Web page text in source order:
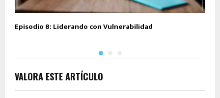
Episodio 8: Liderando con Vulnerabilidad
VALORA ESTE ARTÍCULO